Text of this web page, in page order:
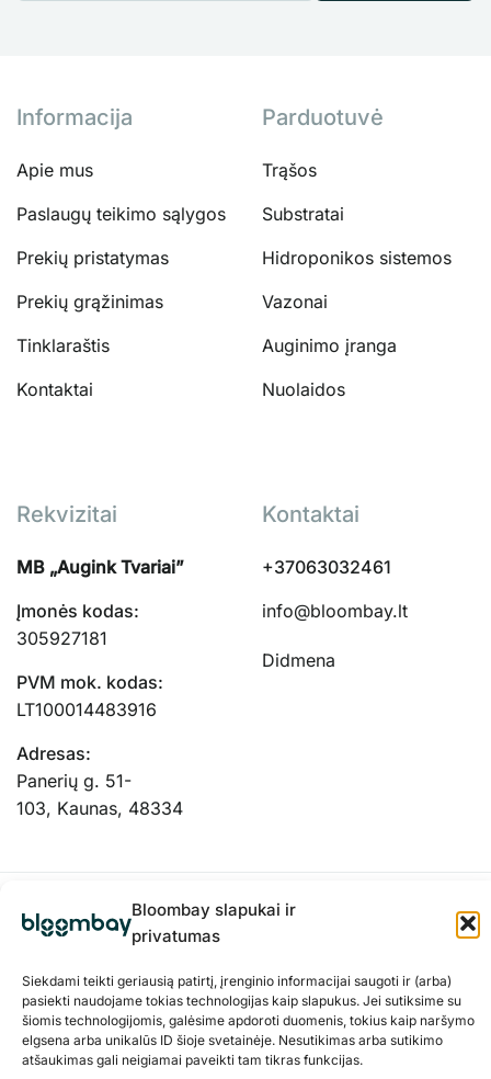
Bloombay slapukai ir
privatumas
Siekdami teikti geriausią patirtį, įrenginio informacijai saugoti ir (arba)
pasiekti naudojame tokias technologijas kaip slapukus. Jei sutiksime su
šiomis technologijomis, galėsime apdoroti duomenis, tokius kaip naršymo
elgsena arba unikalūs ID šioje svetainėje. Nesutikimas arba sutikimo
atšaukimas gali neigiamai paveikti tam tikras funkcijas.
Informacija
Apie mus
Paslaugų teikimo sąlygos
Prekių pristatymas
Prekių grąžinimas
Tinklaraštis
Kontaktai
Parduotuvė
Trąšos
Substratai
Hidroponikos sistemos
Vazonai
Auginimo įranga
Nuolaidos
Rekvizitai
MB „Augink Tvariai”
Įmonės kodas:
305927181
PVM mok. kodas:
LT100014483916
Adresas:
Panerių g. 51-
103, Kaunas, 48334
Kontaktai
+37063032461
info@bloombay.lt
Didmena